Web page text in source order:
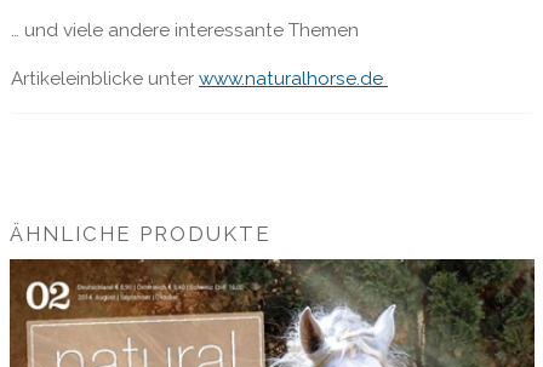
… und viele andere interessante Themen
Artikeleinblicke unter www.naturalhorse.de
ÄHNLICHE PRODUKTE